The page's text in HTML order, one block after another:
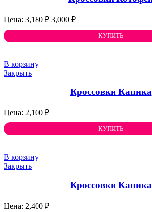
3,180₽ Первоначальная
3,000 ₽Текущая
3,000 ₽.КУПИТЬ
В корзину
Закрыть
Кроссовки Капика
2,100 ₽
КУПИТЬ
В корзину
Закрыть
Кроссовки Капика
2,400 ₽